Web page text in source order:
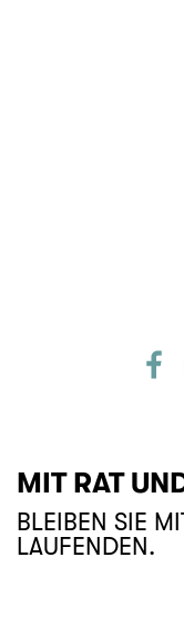
MIT RAT
BLEIBEN SIE
LAUFENDEN.